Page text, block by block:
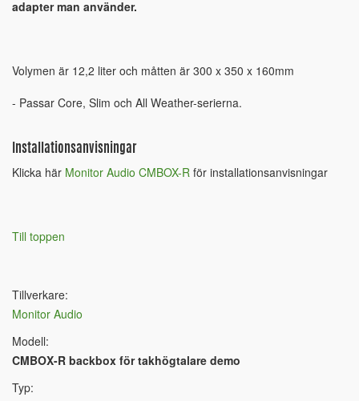
adapter man använder.
Volymen är 12,2 liter och måtten är 300 x 350 x 160mm
- Passar Core, Slim och All Weather-serierna.
Installationsanvisningar
Klicka här Monitor Audio CMBOX-R för installationsanvisningar
Till toppen
Tillverkare:
Monitor Audio
Modell:
CMBOX-R backbox för takhögtalare demo
Typ: